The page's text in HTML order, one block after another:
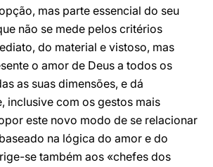
mas parte essencial do seu
não se mede pelos critérios
do material e vistoso, mas
o amor de Deus a todos os
as suas dimensões, e dá
inclusive com os gestos mais
este novo modo de se relacionar
na lógica do amor e do
se também aos «chefes dos